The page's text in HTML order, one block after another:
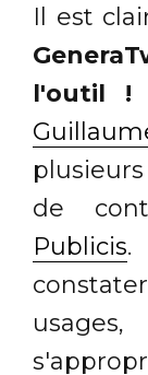
Il est
l'outil !
de
Publicis.